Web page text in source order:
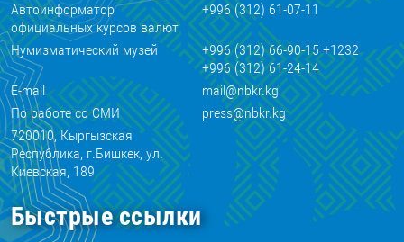
Автоинформатор
официальных курсов валют
+996 (312) 61-07-11
Нумизматический музей
+996 (312) 66-90-15 +1232
+996 (312) 61-24-14
E-mail
mail@nbkr.kg
По работе со СМИ
press@nbkr.kg
720010, Кыргызская
Республика, г.Бишкек, ул.
Киевская, 189
Быстрые ссылки